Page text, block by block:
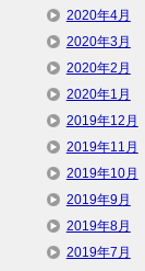
2020年4月
2020年3月
2020年2月
2020年1月
2019年12月
2019年11月
2019年10月
2019年9月
2019年8月
2019年7月